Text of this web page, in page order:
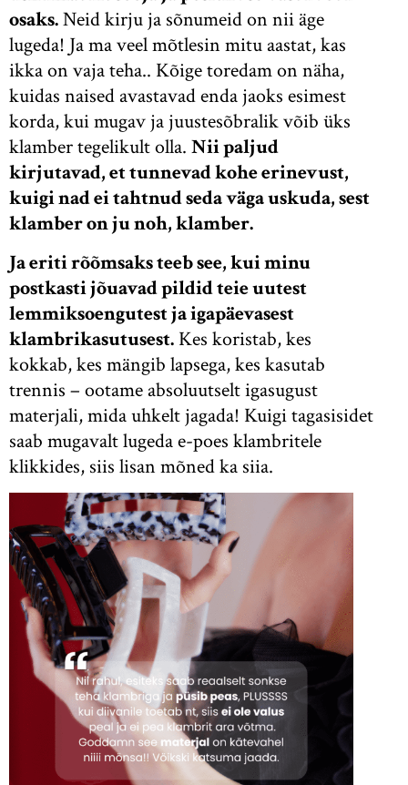
osaks.Neid kirju ja sõnumeid on nii äge
lugeda! Ja ma veel mõtlesin mitu aastat, kas
ikka on vaja teha.. Kõige toredam on näha,
kuidas naised avastavad enda jaoks esimest
korda, kui mugav ja juustesõbralik võib üks
klamber tegelikult olla. Nii paljud
kirjutavad, et tunnevad kohe erinevust,
kuigi nad ei tahtnud seda väga uskuda, sest
klamber on ju noh, klamber.
Ja eriti rõõmsaks teeb see, kui minu
postkasti jõuavad pildid teie uutest
lemmiksoengutest ja igapäevasest
klambrikasutusest. Kes koristab, kes
kokkab, kes mängib lapsega, kes kasutab
trennis – ootame absoluutselt igasugust
materjali, mida uhkelt jagada! Kuigi tagasisidet
saab mugavalt lugeda e-poes klambritele
klikkides, siis lisan mõned ka siia.